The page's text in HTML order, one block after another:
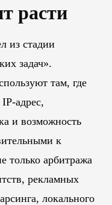
расти
из стадии
задач».
там, где
адрес,
и возможность
к
только арбитража
рекламных
локального